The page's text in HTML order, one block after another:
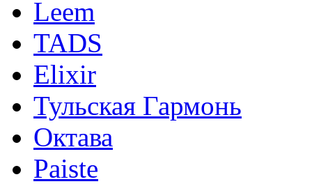
Leem
TADS
Elixir
Тульская Гармонь
Октава
Paiste